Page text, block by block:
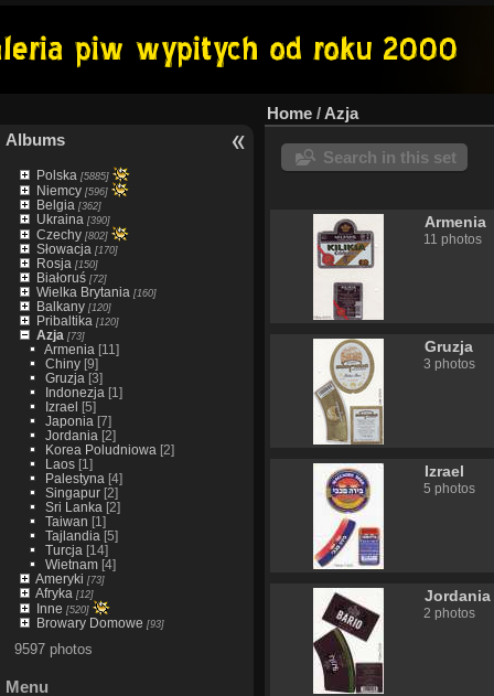
Albums
Polska [5885]
Niemcy[596]
Belgia [362]
Ukraina [390]
Czechy[802]
Słowacja [170]
Rosja [150]
Białoruś[72]
Wielka Brytania [160]
Balkany[120]
Pribaltika [120]
Azja [73]
Armenia [11]
Chiny[9]
Gruzja [3]
Indonezja [1]
Izrael [5]
Japonia [7]
Jordania [2]
Korea Poludniowa [2]
Laos[1]
Palestyna [4]
Singapur[2]
Sri Lanka [2]
Taiwan [1]
Tajlandia [5]
Turcja [14]
Wietnam[4]
Ameryki [73]
Afryka [12]
Inne [520]
Browary Domowe [93]
9597 photos
Menu
Home / Azja
Search in this set
Armenia
11 photos
Gruzja
3 photos
Izrael
5 photos
Jordania
2 photos